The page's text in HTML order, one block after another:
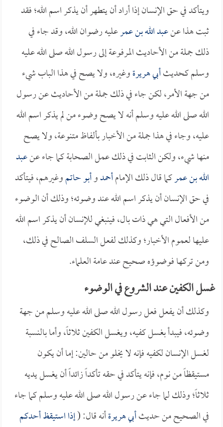
ويتأكد في حق الإنسان إذا أراد أن يتطهر أن يذكر اسم الله؛ فقد
ثبت هذا عنعبد الله بن عمرعليه رضوان الله، وقد جاء في
ذلك جملة من الأحاديث المرفوعة إلى رسول الله صلى الله عليه
وسلم كحديثأبي هريرةوغيره، ولا يصح في هذا الباب شيء
من جهة الأمر، لكن جاء في ذلك جملة من الأحاديث عن رسول
الله صلى الله عليه وسلم أنه لا يصح وضوء من لم يذكر اسم الله
عليه، وجاء في هذا جملة من الأخبار بألفاظ متنوعة، ولا يصح
منها شيء، ولكن الثابت في ذلك عمل الصحابة كما جاء عنعبد
الله بن عمركما قال ذلك الإمامأحمدوأبو حاتموغيرهم، فيتأكد
في حق الإنسان أن يذكر اسم الله عند وضوئه؛ وذلك أن الوضوء
من الأفعال التي هي ذات بال، فينبغي للإنسان أن يذكر اسم الله
عليها لعموم الأخبار؛ وكذلك لفعل السلف الصالح في ذلك،
ومن تركها فوضوؤه صحيح عند عامة العلماء.
غسل الكفين عند الشروع في الوضوء
وكذلك أن يفعل فعل رسول الله صلى الله عليه وسلم من جهة
وضوئه، فيبدأ بغسل كفيه، ويغسل الكفين ثلاثاً، وأما بالنسبة
لغسل الإنسان لكفيه فإنه لا يخلو من حالين: إما أن يكون
مستيقظاً من نوم، فإنه يتأكد في حقه تأكداً زائداً أن يغسل يديه
ثلاثاً؛ وذلك لما جاء عن رسول الله صلى الله عليه وسلم كما جاء
في الصحيح من حديثأبي هريرةأنه قال: (إذا استيقظ أحدكم